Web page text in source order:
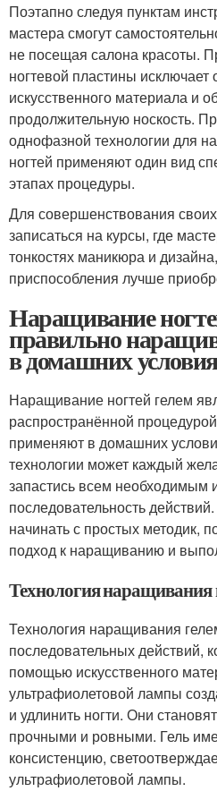
Поэтапно следуя пунктам
мастера смогут
не посещая салона красоты.
ногтевой пластины исключает
искусственного материала и
продолжительную носкость.
однофазной технологии для
ногтей применяют один вид
этапах процедуры.
Для совершенствования
записаться на курсы, где
тонкостях маникюра и
приспособления лучше
Наращивание
правильно
в домашних
Наращивание ногтей гелем
распространённой
применяют в домашних
технологии может каждый
запастись всем необходимым
последовательность
начинать с простых методик,
подход к наращиванию и
Технология наращивания
Технология наращивания
последовательных действий,
помощью искусственного
ультрафиолетовой лампы
и удлинить ногти. Они
прочными и ровными. Гель
консистенцию,
ультрафиолетовой лампы.